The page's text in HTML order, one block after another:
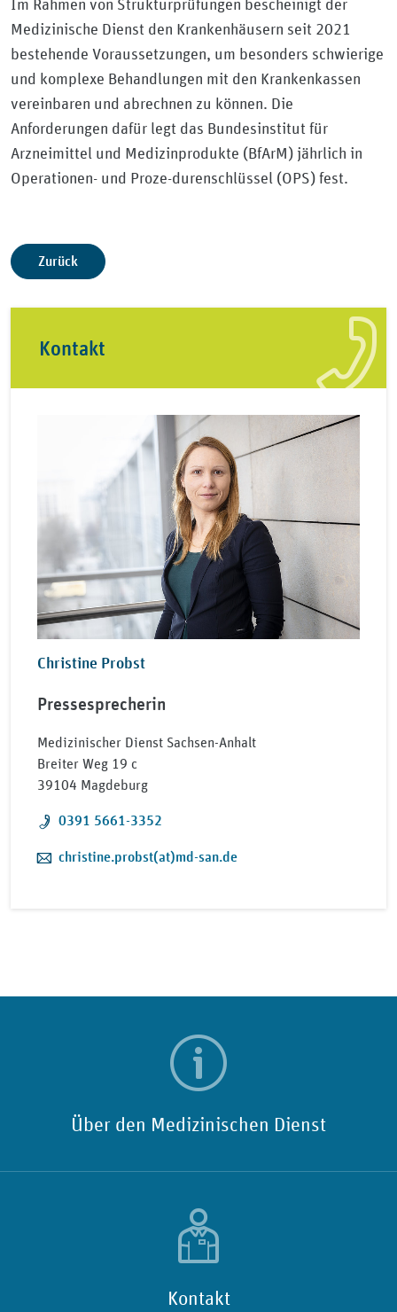
Im Rahmen von Strukturprüfungen bescheinigt der
Medizinische Dienst den Krankenhäusern seit 2021
bestehende Voraussetzungen, um besonders schwierige
und komplexe Behandlungen mit den Krankenkassen
vereinbaren und abrechnen zu können. Die
Anforderungen dafür legt das Bundesinstitut für
Arzneimittel und Medizinprodukte (BfArM) jährlich in
Operationen- und Proze-durenschlüssel (OPS) fest.
Zurück
Kontakt
Christine Probst
Pressesprecherin
Medizinischer Dienst Sachsen-Anhalt
Breiter Weg 19 c
39104 Magdeburg
Telefon:
0391 5661-3352
E-Mail:
christine.probst(at)md-san.de
Über den Medizinischen Dienst
Kontakt